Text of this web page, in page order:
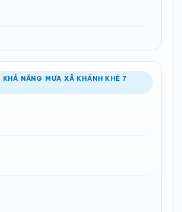
NĂNG MƯA XÃ KHÁNH KHÊ 7